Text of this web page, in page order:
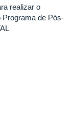
realizar o
Programa de Pós-